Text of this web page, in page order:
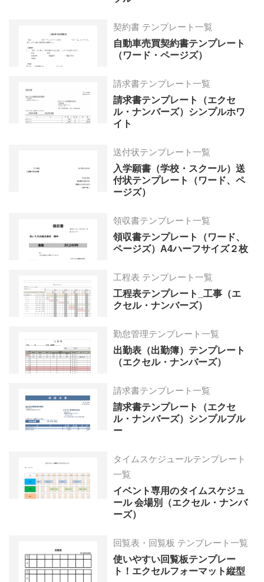
契約書 テンプレート一覧
自動車売買契約書テンプレート
（ワード・ページズ）
請求書テンプレート一覧
請求書テンプレート（エクセ
ル・ナンバーズ）シンプルホワ
イト
送付状テンプレート一覧
入学願書（学校・スクール）送
付状テンプレート（ワード、ペ
ージズ）
領収書テンプレート一覧
領収書テンプレート（ワード、
ページズ）A4ハーフサイズ２枚
工程表 テンプレート一覧
工程表テンプレート_工事（エ
クセル・ナンバーズ）
勤怠管理テンプレート一覧
出勤表（出勤簿）テンプレート
（エクセル・ナンバーズ）
請求書テンプレート一覧
請求書テンプレート（エクセ
ル・ナンバーズ）シンプルブル
ー
タイムスケジュールテンプレート
一覧
イベント専用のタイムスケジュ
ール 会場別（エクセル・ナンバ
ーズ）
回覧表・回覧板 テンプレート一覧
使いやすい回覧板テンプレー
ト！エクセルフォーマット縦型